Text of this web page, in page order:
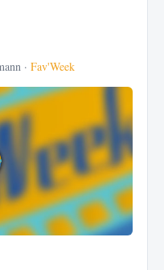
· Fav'Week